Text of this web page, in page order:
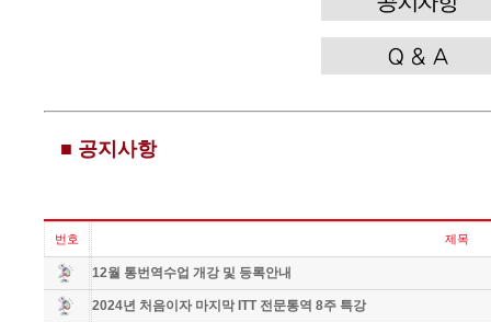
■ 공지사항
번호 제목
12월 통번역수업 개강 및 등록안내
2024년 처음이자 마지막 ITT 전문통역 8주 특강